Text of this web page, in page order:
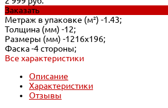
Заказать
Метраж в упаковке (м²) -1.43;
Толщина (мм) -12;
Размеры (мм) -1216x196;
Фаска -4 стороны;
Все характеристики
Описание
Характеристики
Отзывы